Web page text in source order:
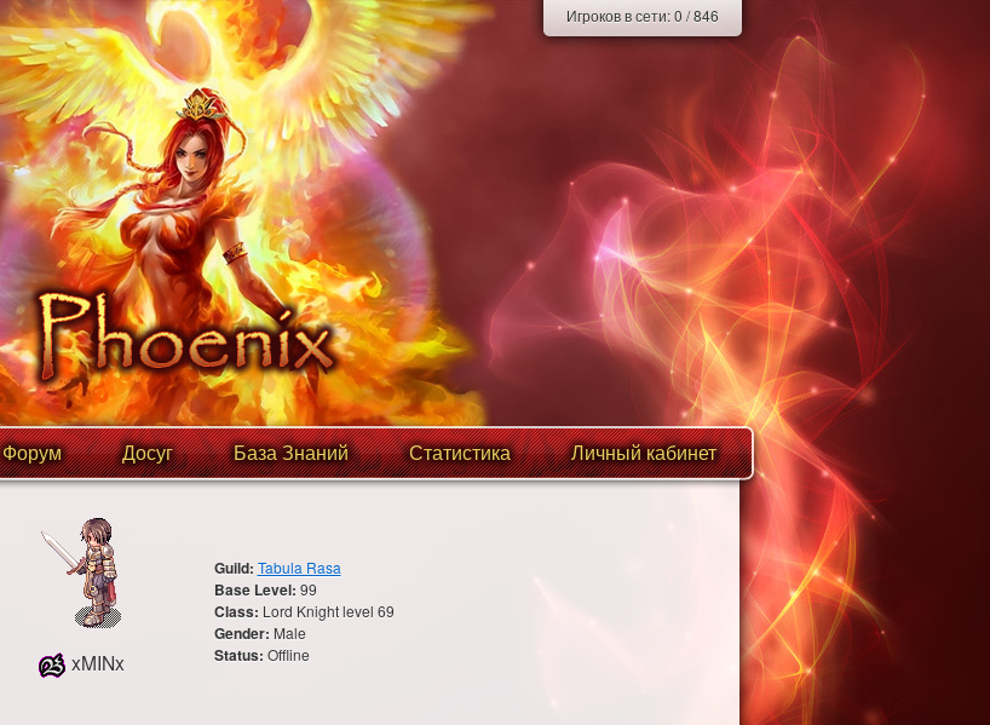
Игроков в сети:0 /846
Форум Досуг База Знаний Статистика Личный кабинет
xMINx
Guild: Tabula Rasa
Base Level: 99
Class: Lord Knight level 69
Gender: Male
Status: Offline